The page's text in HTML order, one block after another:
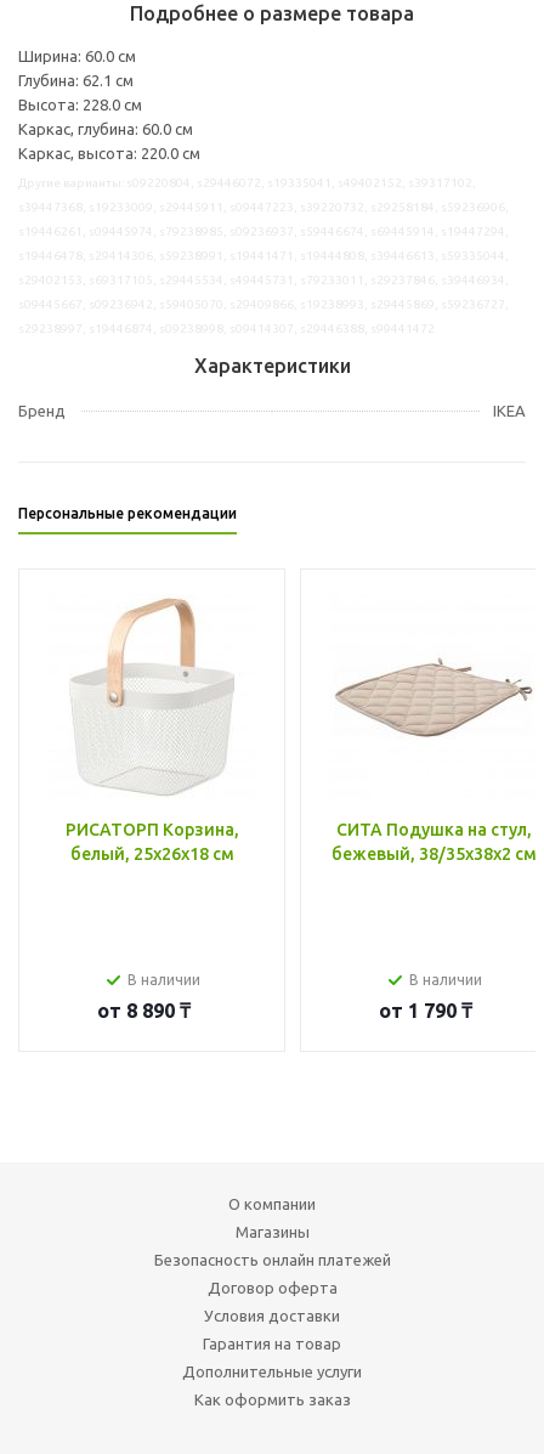
Подробнее о размере товара
Ширина: 60.0 см
Глубина: 62.1 см
Высота: 228.0 см
Каркас, глубина: 60.0 см
Каркас, высота: 220.0 см
Характеристики
Бренд IKEA
Персональные рекомендации
РИСАТОРП Корзина,
белый, 25x26x18 см
В наличии
от 8 890 ₸
СИТА Подушка на стул,
бежевый, 38/35x38x2 см
В наличии
от 1 790 ₸
О компании
Магазины
Безопасность онлайн платежей
Договор оферта
Условия доставки
Гарантия на товар
Дополнительные услуги
Как оформить заказ